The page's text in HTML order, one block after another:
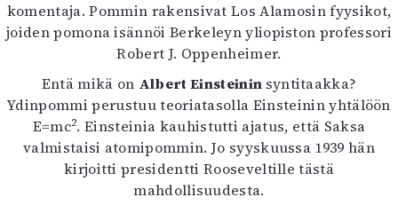
komentaja. Pommin rakensivat Los Alamosin fyysikot,
joiden pomona isännöi Berkeleyn yliopiston professori
Robert J. Oppenheimer.
Entä mikä on Albert Einsteinin syntitaakka?
Ydinpommi perustuu teoriatasolla Einsteinin yhtälöön
E=mc2. Einsteinia kauhistutti ajatus, että Saksa
valmistaisi atomipommin. Jo syyskuussa 1939 hän
kirjoitti presidentti Rooseveltille tästä
mahdollisuudesta.